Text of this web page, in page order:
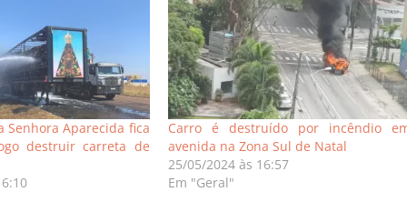
Senhora Aparecida fica
destruir carreta de
Carro é destruído por incêndio
avenida na Zona Sul de Natal
25/05/2024 às 16:57
Em "Geral"